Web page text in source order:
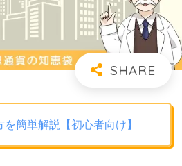
簡単解説【初心者向け】